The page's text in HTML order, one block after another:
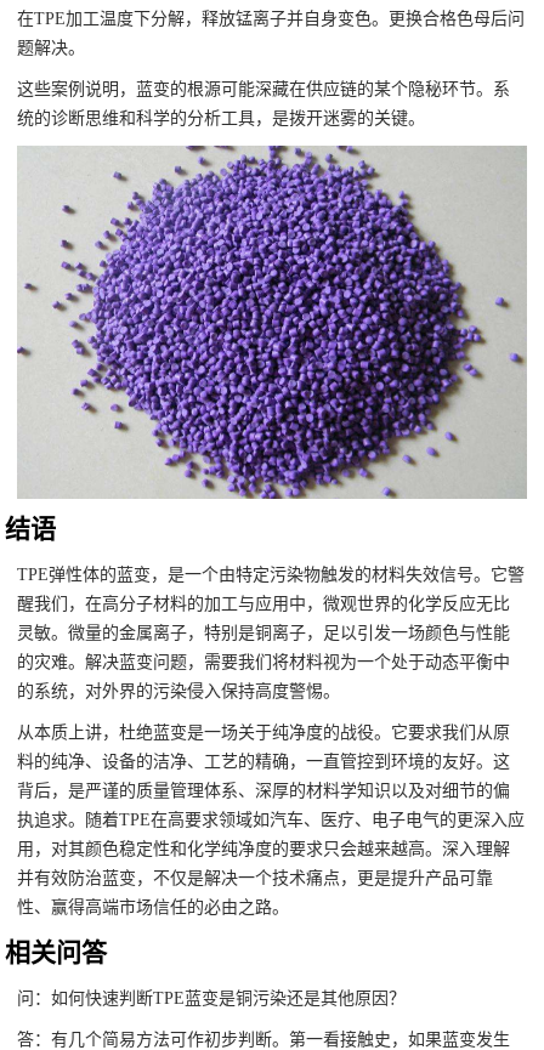
在TPE加工温度下分解，释放锰离子并自身变色。更换合格色母后问
题解决。
这些案例说明，蓝变的根源可能深藏在供应链的某个隐秘环节。系
统的诊断思维和科学的分析工具，是拨开迷雾的关键。
结语
TPE弹性体的蓝变，是一个由特定污染物触发的材料失效信号。它警
醒我们，在高分子材料的加工与应用中，微观世界的化学反应无比
灵敏。微量的金属离子，特别是铜离子，足以引发一场颜色与性能
的灾难。解决蓝变问题，需要我们将材料视为一个处于动态平衡中
的系统，对外界的污染侵入保持高度警惕。
从本质上讲，杜绝蓝变是一场关于纯净度的战役。它要求我们从原
料的纯净、设备的洁净、工艺的精确，一直管控到环境的友好。这
背后，是严谨的质量管理体系、深厚的材料学知识以及对细节的偏
执追求。随着TPE在高要求领域如汽车、医疗、电子电气的更深入应
用，对其颜色稳定性和化学纯净度的要求只会越来越高。深入理解
并有效防治蓝变，不仅是解决一个技术痛点，更是提升产品可靠
性、赢得高端市场信任的必由之路。
相关问答
问：如何快速判断TPE蓝变是铜污染还是其他原因？
答：有几个简易方法可作初步判断。第一看接触史，如果蓝变发生